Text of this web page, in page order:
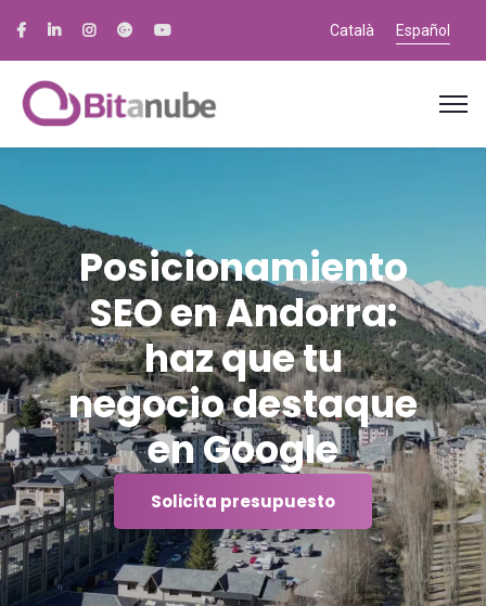
Català Español
Posicionamiento
SEO en Andorra:
haz que tu
negocio destaque
en Google
Solicita presupuesto